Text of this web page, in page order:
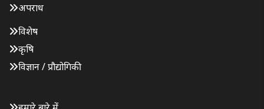
अपराध
विशेष
कृषि
विज्ञान / प्रौद्योगिकी